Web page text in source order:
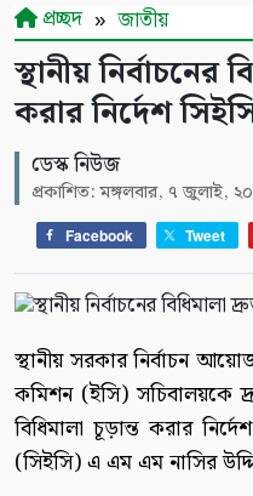
প্রচ্ছদ জাতীয়
স্থানীয় নির্বাচনের
করার নির্দেশ
ডেস্ক নিউজ
প্রকাশিত: মঙ্গলবার, ৭ জুলাই,
Facebook Tweet
স্থানীয় সরকার নির্বাচন
কমিশন (ইসি) সচিবালয়কে
বিধিমালা চূড়ান্ত করার
(সিইসি) এ এম এম নাসির